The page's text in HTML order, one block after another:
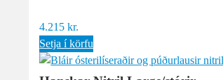
4.215kr.
Setja í körfu